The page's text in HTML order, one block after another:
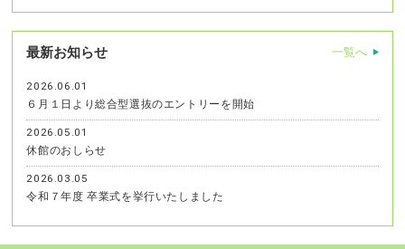
最新お知らせ 一覧へ
2026.06.01
６月１日より総合型選抜のエントリーを開始
2026.05.01
休館のおしらせ
2026.03.05
令和７年度 卒業式を挙行いたしました